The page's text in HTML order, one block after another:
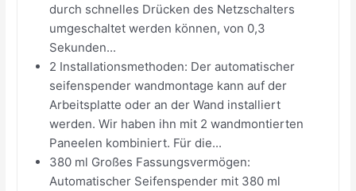
durch schnelles Drücken des Netzschalters
umgeschaltet werden können, von 0,3
Sekunden...
2 Installationsmethoden: Der automatischer
seifenspender wandmontage kann auf der
Arbeitsplatte oder an der Wand installiert
werden. Wir haben ihn mit 2 wandmontierten
Paneelen kombiniert. Für die...
380 ml Großes Fassungsvermögen:
Automatischer Seifenspender mit 380 ml